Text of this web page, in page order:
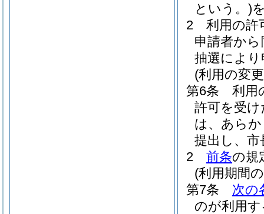
という。)
2
利用の許
申請者か
抽選によ
(利用の変
第6条
利用
許可を受
は、あら
提出し、
2
前条の規
(利用期間
第7条
次の
のが利用